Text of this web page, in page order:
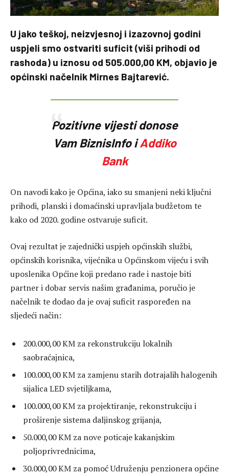
U jako teškoj, neizvjesnoj i izazovnoj godini
uspjeli smo ostvariti suficit (viši prihodi od
rashoda) u iznosu od 505.000,00 KM, objavio je
općinski načelnik Mirnes Bajtarević.
Pozitivne vijesti donose
Vam BiznisInfo iAddiko
Bank
On navodi kako je Općina, iako su smanjeni neki ključni
prihodi, planski i domaćinski upravljala budžetom te
kako od 2020. godine ostvaruje suficit.
Ovaj rezultat je zajednički uspjeh općinskih službi,
općinskih korisnika, vijećnika u Općinskom vijeću i svih
uposlenika Općine koji predano rade i nastoje biti
partner i dobar servis našim građanima, poručio je
načelnik te dodao da je ovaj suficit raspoređen na
sljedeći način:
200.000,00 KM za rekonstrukciju lokalnih
saobraćajnica,
100.000,00 KM za zamjenu starih dotrajalih halogenih
sijalica LED svjetiljkama,
100.000,00 KM za projektiranje, rekonstrukciju i
proširenje sistema daljinskog grijanja,
50.000,00 KM za nove poticaje kakanjskim
poljoprivrednicima,
30.000,00 KM za pomoć Udruženju penzionera općine